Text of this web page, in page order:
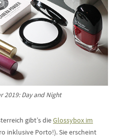
2019: Day and Night
gibt’s dieGlossybox im
inklusive Porto!). Sie erscheint